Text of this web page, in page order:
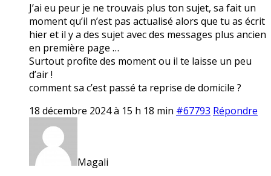
J’ai eu peur je ne trouvais plus ton sujet, sa fait un
moment qu’il n’est pas actualisé alors que tu as écrit
hier et il y a des sujet avec des messages plus ancien
en première page …
Surtout profite des moment ou il te laisse un peu
d’air !
comment sa c’est passé ta reprise de domicile ?
18 décembre 2024 à 15 h 18 min #67793 Répondre
Magali